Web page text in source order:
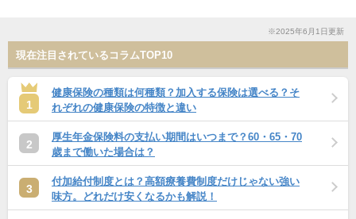
※2025年6月1日更新
現在注目されているコラムTOP10
1
健康保険の種類は何種類？加入する保険は選べる？そ
れぞれの健康保険の特徴と違い
2
厚生年金保険料の支払い期間はいつまで？60・65・70
歳まで働いた場合は？
3
付加給付制度とは？高額療養費制度だけじゃない強い
味方。どれだけ安くなるかも解説！